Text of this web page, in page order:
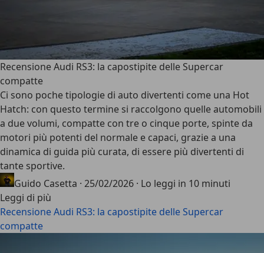
Recensione Audi RS3: la capostipite delle Supercar
compatte
Ci sono poche tipologie di auto divertenti come una Hot
Hatch: con questo termine si raccolgono quelle automobili
a due volumi, compatte con tre o cinque porte, spinte da
motori più potenti del normale e capaci, grazie a una
dinamica di guida più curata, di essere più divertenti di
tante sportive.
Guido Casetta · 25/02/2026 · Lo leggi in 10 minuti
Leggi di più
Recensione Audi RS3: la capostipite delle Supercar
compatte